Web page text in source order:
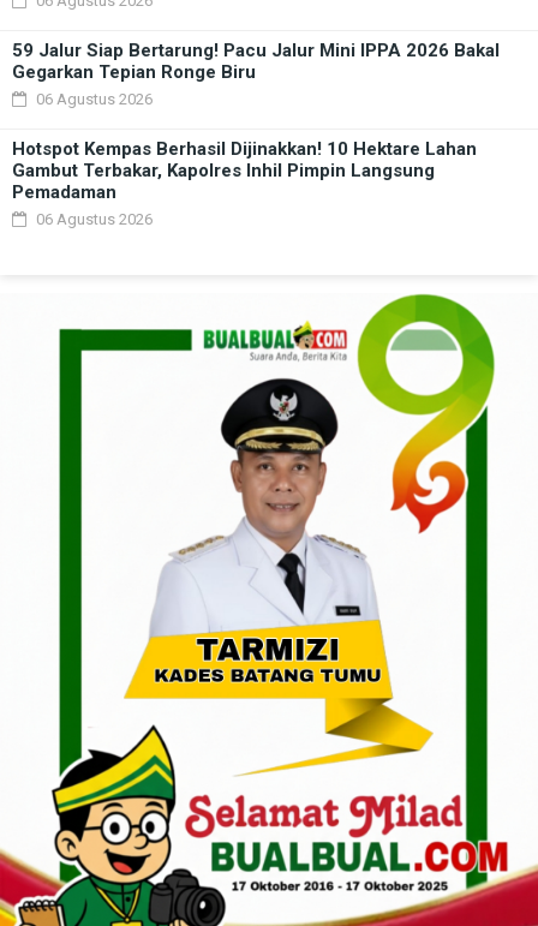
59 Jalur Siap Bertarung! Pacu Jalur Mini IPPA 2026 Bakal
Gegarkan Tepian Ronge Biru
06 Agustus 2026
Hotspot Kempas Berhasil Dijinakkan! 10 Hektare Lahan
Gambut Terbakar, Kapolres Inhil Pimpin Langsung
Pemadaman
06 Agustus 2026